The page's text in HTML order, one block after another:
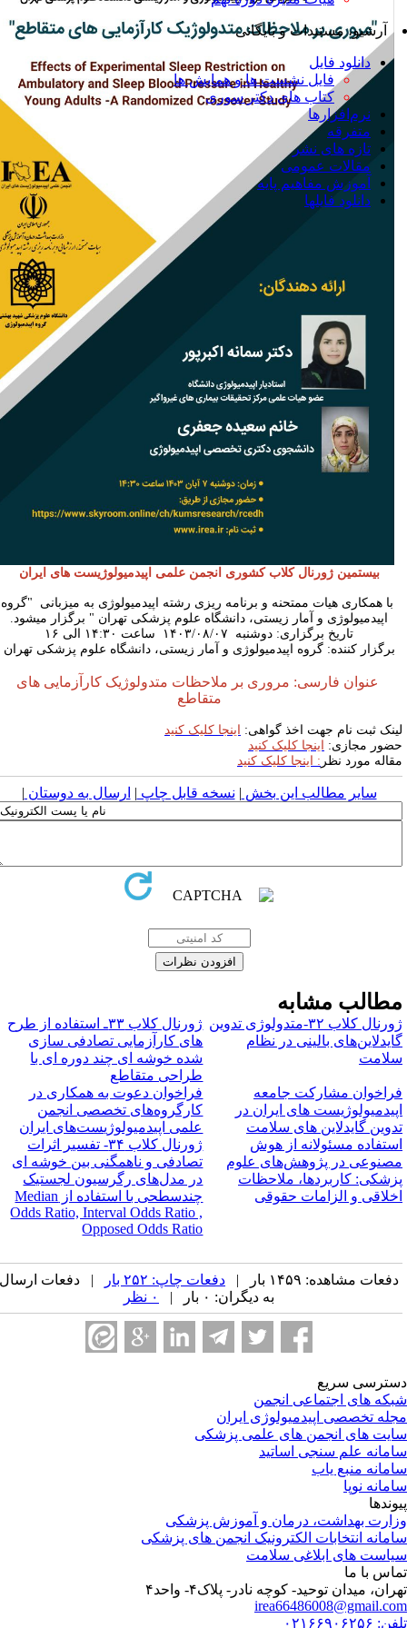
آرشیو، مستندات و بایگانی
دانلود فایل
فایل نشست ها و همایش ها
کتاب های دکتر سوری
نرم‌افزارها
متفرقه
تازه های نشر
مقالات عمومی
آموزش مفاهیم پایه
دانلود فایلها
بیستمین ژورنال کلاب کشوری انجمن علمی اپیدمیولوژیست های ایران
با همکاری هیات ممتحنه و برنامه ریزی رشته اپیدمیولوژی به میزبانی "گروه
اپیدمیولوژی و آمار زیستی، دانشگاه علوم پزشکی تهران " برگزار میشود.
تاریخ برگزاری: دوشنبه ۱۴۰۳/۰۸/۰۷ ساعت ۱۴:۳۰ الی ۱۶
برگزار کننده: گروه اپیدمیولوژی و آمار زیستی، دانشگاه علوم پزشکی تهران
عنوان فارسی:مروری بر ملاحظات متدولوژیک کارآزمایی های
متقاطع
ثبت نام جهت اخذ گواهی: اینجا کلیک کنید
مجازی: اینجا کلیک کنید
مورد نظر: اینجا کلیک کنید
سایر مطالب این بخش | نسخه قابل چاپ| ارسال به دوستان|
مشابه
ژورنال کلاب ۳۲-متدولوژی تدوین
بالینی در نظام
ژورنال کلاب ۳۳ـ استفاده از طرح
های کارآزمایی تصادفی سازی
شده خوشه ای چند دوره ای با
طراحی متقاطع
مشارکت جامعه
های ایران در
گایدلاین های سلامت
فراخوان دعوت به همکاری در
کارگروه‌های تخصصی انجمن
علمی اپیدمیولوژیست‌های ایران
مسئولانه از هوش
در پژوهش‌های علوم
کاربردها، ملاحظات
و الزامات حقوقی
ژورنال کلاب ۳۴- تفسیر اثرات
تصادفی و ناهمگنی بین خوشه ای
در مدل‌های رگرسیون لجستیک
چندسطحی با استفاده از M‌edian
Odds Ratio, Interval Odds Ratio ,
Opposed Odds Ratio
دفعات مشاهده: ۱۴۵۹ بار | دفعات چاپ: ۲۵۲ بار
| دفعات ارسال
به دیگران: ۰ بار |
سریع
های اجتماعی انجمن
تخصصی اپیدمیولوژی ایران
های انجمن های علمی پزشکی
علم سنجی اساتید
منبع یاب
نوپا
بهداشت، درمان و آموزش پزشکی
انتخابات الکترونیک انجمن های پزشکی
های ابلاغی سلامت
با ما
میدان توحید- کوچه نادر- پلاک۴- واحد۴‬‏